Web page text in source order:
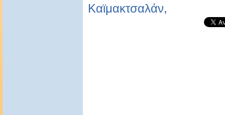
Καϊμακτσαλάν,